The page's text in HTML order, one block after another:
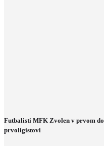
Futbalisti MFK Zvolen v prvom
prvoligistovi